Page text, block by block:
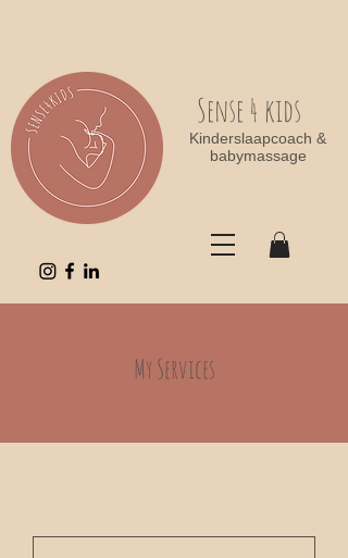
Sense 4 kids
Kinderslaapcoach &
babymassage
My Services